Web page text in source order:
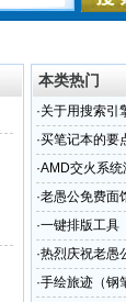
本类热门
·关于用搜索引
常见的挂马代
·买笔记本的要
·AMD交火系
·老愚公免费面
·一键排版工具
具
·热烈庆祝老愚
会顺利召开
·手绘旅迹（钢